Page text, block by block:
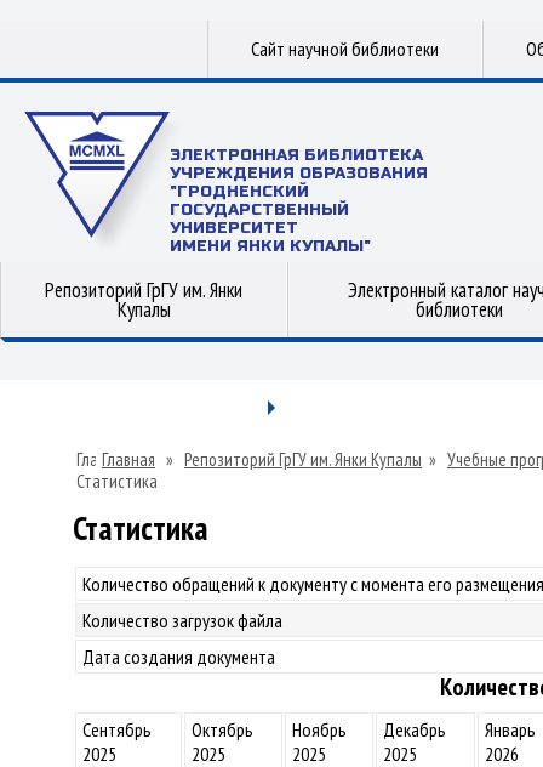
Сайт научной библиотеки
ЭЛЕКТРОННАЯ БИБЛИОТЕКА
УЧРЕЖДЕНИЯ ОБРАЗОВАНИЯ
"ГРОДНЕНСКИЙ
ГОСУДАРСТВЕННЫЙ
УНИВЕРСИТЕТ
ИМЕНИ ЯНКИ КУПАЛЫ"
Репозиторий ГрГУ им. Янки
Купалы
Электронный каталог
библиотеки
Главная » Репозиторий ГрГУ им. Янки Купалы » Учебные
Статистика
Статистика
Количество обращений к документу с момента его
Количество загрузок файла
Дата создания документа
Сентябрь
2025
Октябрь
2025
Ноябрь
2025
Декабрь
2025
Январь
2026